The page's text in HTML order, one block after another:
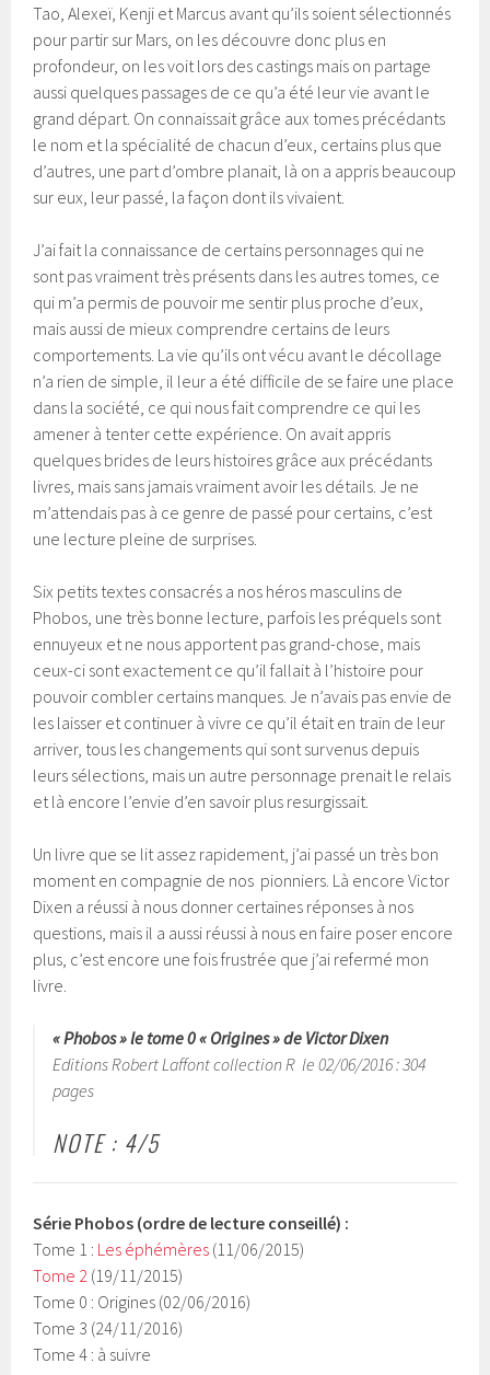
Tao, Alexeï, Kenji et Marcus avant qu’ils soient sélectionnés
pour partir sur Mars, on les découvre donc plus en
profondeur, on les voit lors des castings mais on partage
aussi quelques passages de ce qu’a été leur vie avant le
grand départ. On connaissait grâce aux tomes précédants
le nom et la spécialité de chacun d’eux, certains plus que
d’autres, une part d’ombre planait, là on a appris beaucoup
sur eux, leur passé, la façon dont ils vivaient.
J’ai fait la connaissance de certains personnages qui ne
sont pas vraiment très présents dans les autres tomes, ce
qui m’a permis de pouvoir me sentir plus proche d’eux,
mais aussi de mieux comprendre certains de leurs
comportements. La vie qu’ils ont vécu avant le décollage
n’a rien de simple, il leur a été difficile de se faire une place
dans la société, ce qui nous fait comprendre ce qui les
amener à tenter cette expérience. On avait appris
quelques brides de leurs histoires grâce aux précédants
livres, mais sans jamais vraiment avoir les détails. Je ne
m’attendais pas à ce genre de passé pour certains, c’est
une lecture pleine de surprises.
Six petits textes consacrés a nos héros masculins de
Phobos, une très bonne lecture, parfois les préquels sont
ennuyeux et ne nous apportent pas grand-chose, mais
ceux-ci sont exactement ce qu’il fallait à l’histoire pour
pouvoir combler certains manques. Je n’avais pas envie de
les laisser et continuer à vivre ce qu’il était en train de leur
arriver, tous les changements qui sont survenus depuis
leurs sélections, mais un autre personnage prenait le relais
et là encore l’envie d’en savoir plus resurgissait.
Un livre que se lit assez rapidement, j’ai passé un très bon
moment en compagnie de nos pionniers. Là encore Victor
Dixen a réussi à nous donner certaines réponses à nos
questions, mais il a aussi réussi à nous en faire poser encore
plus, c’est encore une fois frustrée que j’ai refermé mon
livre.
« Phobos » le tome 0 « Origines » de Victor Dixen
Editions Robert Laffont collection R le 02/06/2016 : 304
pages
NOTE : 4/5
Série Phobos (ordre de lecture conseillé) :
Tome 1 : Les éphémères (11/06/2015)
Tome 2 (19/11/2015)
Tome 0 : Origines (02/06/2016)
Tome 3 (24/11/2016)
Tome 4 : à suivre